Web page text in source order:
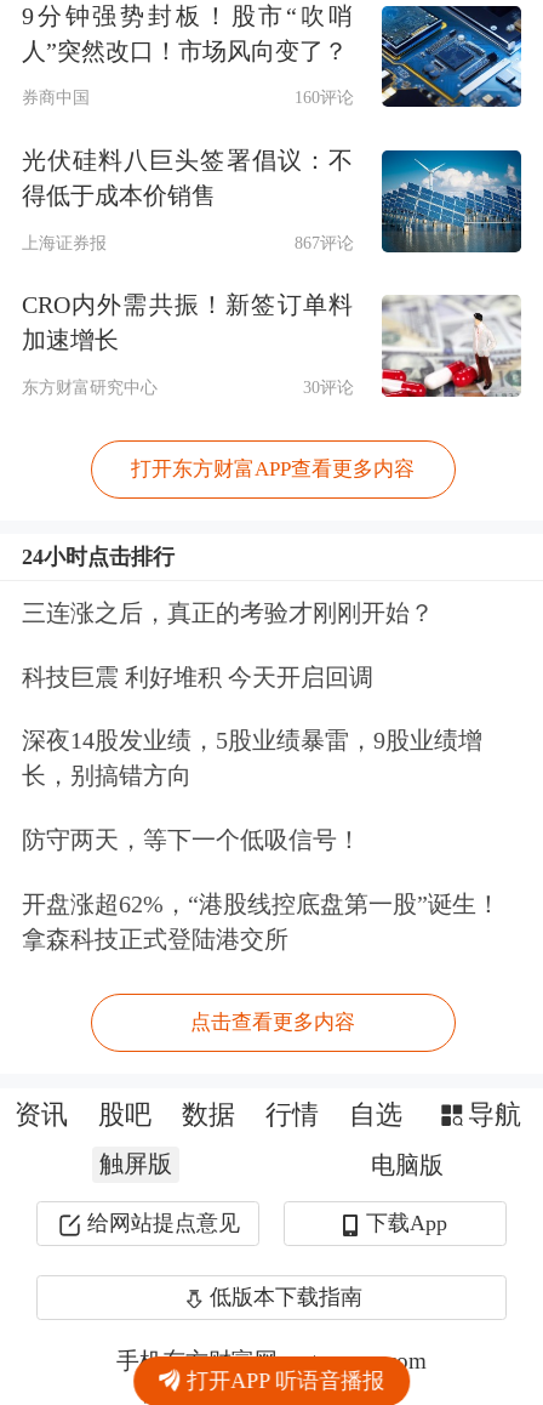
9分钟强势封板！股市“吹哨
人”突然改口！市场风向变了？
券商中国 160评论
光伏硅料八巨头签署倡议：不
得低于成本价销售
上海证券报 867评论
CRO内外需共振！新签订单料
加速增长
东方财富研究中心 30评论
打开东方财富APP查看更多内容
24小时点击排行
三连涨之后，真正的考验才刚刚开始？
科技巨震 利好堆积 今天开启回调
深夜14股发业绩，5股业绩暴雷，9股业绩增
长，别搞错方向
防守两天，等下一个低吸信号！
开盘涨超62%，“港股线控底盘第一股”诞生！
拿森科技正式登陆港交所
点击查看更多内容
打开APP 听语音播报
资讯 股吧 数据 行情 自选 导航
触屏版 电脑版
给网站提点意见 下载App
低版本下载指南
手机东方财富网 eastmoney.com
网站备案号:沪ICP备05006054号-11